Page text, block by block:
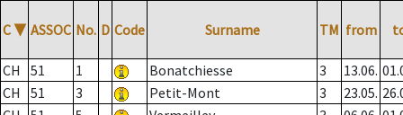
C ▼ ASSOC No. D Code Surname TM from
CH 51 1 Bonatchiesse 3 13.06.
CH
51 3 Petit-Mont 3 23.05.